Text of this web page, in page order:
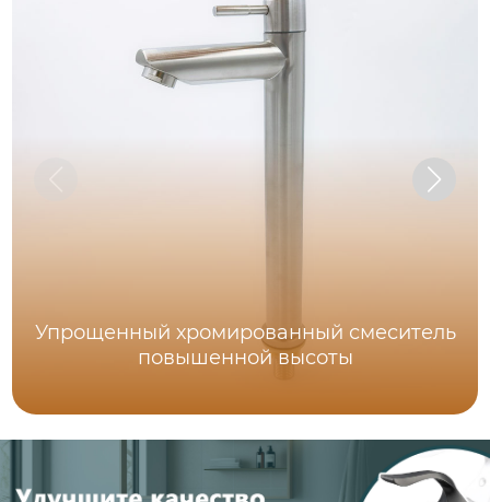
Упрощенный хромированный смеситель
повышенной высоты